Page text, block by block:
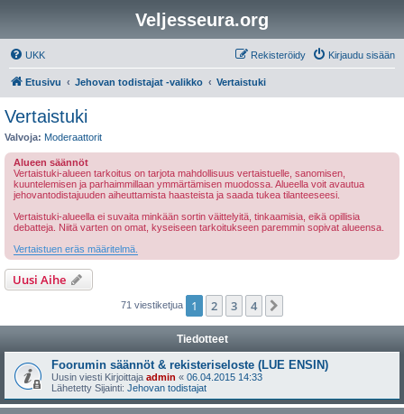
Veljesseura.org
UKK Kirjaudu sisään
Rekisteröidy
Etusivu Jehovan todistajat -valikko Vertaistuki
Vertaistuki
Valvoja: Moderaattorit
Alueen säännöt
Vertaistuki-alueen tarkoitus on tarjota mahdollisuus vertaistuelle, sanomisen,
kuuntelemisen ja parhaimmillaan ymmärtämisen muodossa. Alueella voit avautua
jehovantodistajuuden aiheuttamista haasteista ja saada tukea tilanteeseesi.
Vertaistuki-alueella ei suvaita minkään sortin väittelyitä, tinkaamisia, eikä opillisia
debatteja. Niitä varten on omat, kyseiseen tarkoitukseen paremmin sopivat alueensa.
Vertaistuen eräs määritelmä.
Uusi Aihe
71 viestiketjua 1 2 3 4
Tiedotteet
Foorumin säännöt & rekisteriseloste (LUE ENSIN)
Uusin viesti Kirjoittaja admin « 06.04.2015 14:33
Lähetetty Sijainti: Jehovan todistajat